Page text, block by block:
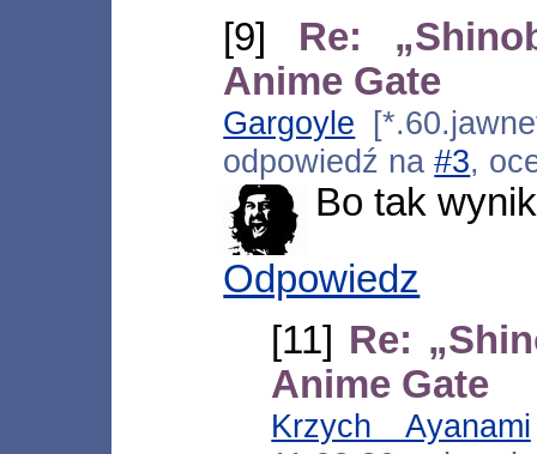
[9] Re:
Anime Gate
Gargoyle
odpowiedź na#3,
Bo tak
Odpowiedz
[11] Re:
Anime Gate
Krzych Ayanami